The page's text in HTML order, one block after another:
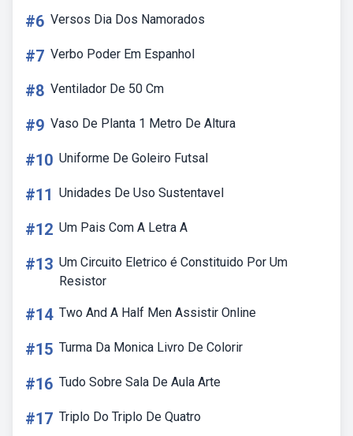
#6 Versos Dia Dos Namorados
#7 Verbo Poder Em Espanhol
#8 Ventilador De 50 Cm
#9 Vaso De Planta 1 Metro De Altura
#10 Uniforme De Goleiro Futsal
#11 Unidades De Uso Sustentavel
#12 Um Pais Com A Letra A
#13 Um Circuito Eletrico é Constituido Por Um
Resistor
#14 Two And A Half Men Assistir Online
#15 Turma Da Monica Livro De Colorir
#16 Tudo Sobre Sala De Aula Arte
#17 Triplo Do Triplo De Quatro